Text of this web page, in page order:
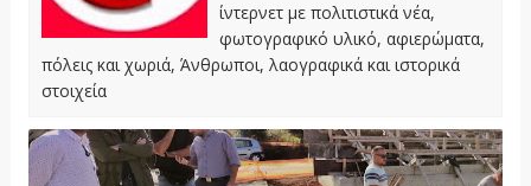
ίντερνετ με πολιτιστικά νέα,
φωτογραφικό υλικό, αφιερώματα,
πόλεις και χωριά, Άνθρωποι, λαογραφικά και ιστορικά
στοιχεία